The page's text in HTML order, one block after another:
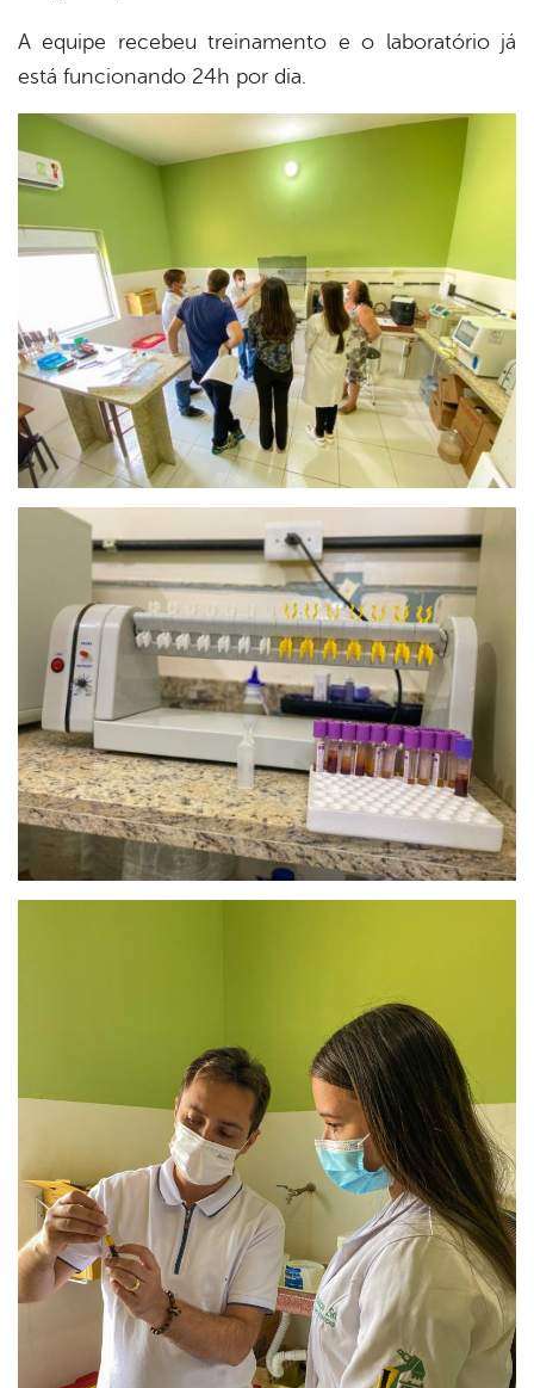
A equipe recebeu treinamento e o laboratório já
está funcionando 24h por dia.